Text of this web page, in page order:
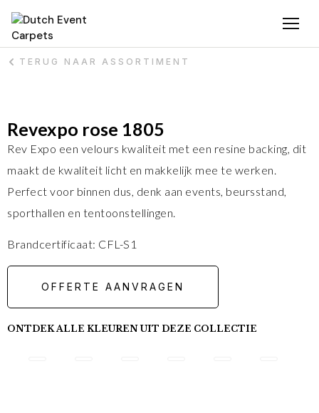
TERUG NAAR ASSORTIMENT
Revexpo rose 1805
Rev Expo een velours kwaliteit met een resine backing, dit
maakt de kwaliteit licht en makkelijk mee te werken.
Perfect voor binnen dus, denk aan events, beursstand,
sporthallen en tentoonstellingen.
Brandcertificaat: CFL-S1
OFFERTE AANVRAGEN
ONTDEK ALLE KLEUREN UIT DEZE COLLECTIE